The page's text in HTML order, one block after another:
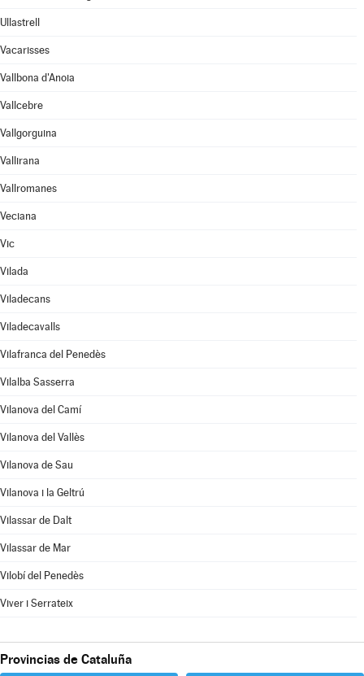
Ullastrell
Vacarisses
Vallbona d'Anoia
Vallcebre
Vallgorguina
Vallirana
Vallromanes
Veciana
Vic
Vilada
Viladecans
Viladecavalls
Vilafranca del Penedès
Vilalba Sasserra
Vilanova del Camí
Vilanova del Vallès
Vilanova de Sau
Vilanova i la Geltrú
Vilassar de Dalt
Vilassar de Mar
Vilobí del Penedès
Viver i Serrateix
Provincias de Cataluña